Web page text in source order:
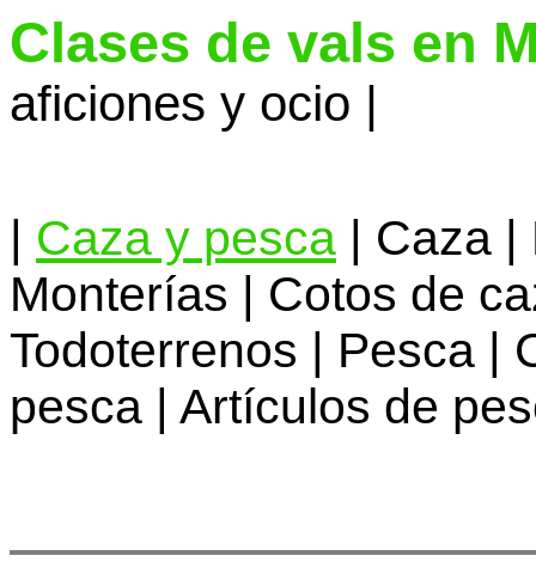
Clases de vals en
aficiones y ocio |
Caza y pesca | Caza
Monterías | Cotos de
Todoterrenos | Pesca |
pesca | Artículos de